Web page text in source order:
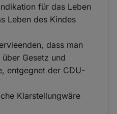
für das Leben
Leben des Kindes
dass man
Gesetz und
entgegnet der CDU-
Klarstellungwäre